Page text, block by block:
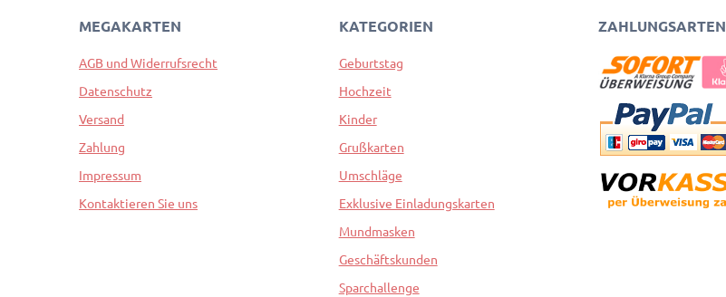
MEGAKARTEN
AGB und Widerrufsrecht
Datenschutz
Versand
Zahlung
Impressum
Kontaktieren Sie uns
KATEGORIEN
Geburtstag
Hochzeit
Kinder
Grußkarten
Umschläge
Exklusive Einladungskarten
Mundmasken
Geschäftskunden
Sparchallenge
ZAHLUNGSARTEN